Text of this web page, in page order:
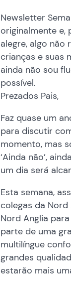
Newsletter
originalmente
alegre, algo não
crianças e suas
ainda não sou
possível.
Prezados Pais,
Faz quase um
para discutir
momento, mas
‘Ainda não’,
um dia será
Esta semana,
colegas da
Nord Anglia
parte de uma
multilíngue
grandes
estarão mais